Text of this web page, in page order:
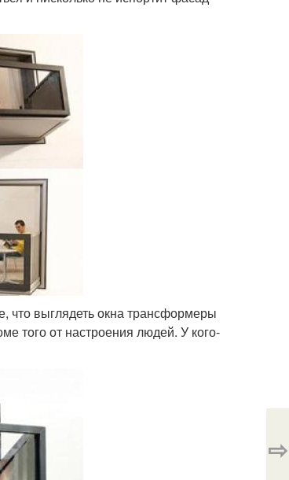
что выглядеть окна трансформеры
того от настроения людей. У кого-
⇨